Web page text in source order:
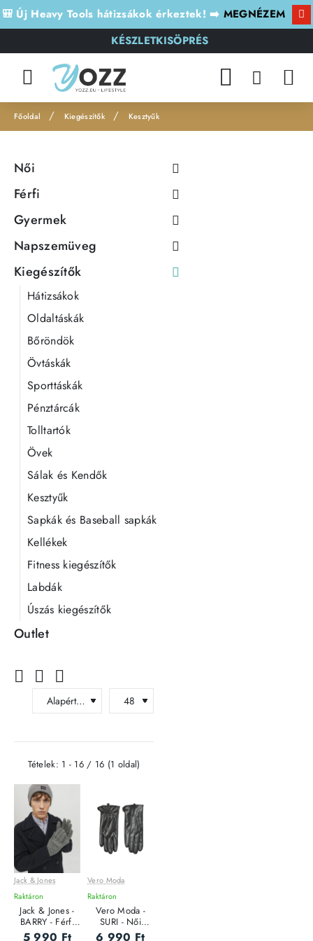
🎒 Új Heavy Tools hátizsákok érkeztek! ➡️ MEGNÉZEM
KÉSZLETKISÖPRÉS
h
m
Kiegészítők Kesztyűk
Női
Férfi
Gyermek
Napszemüveg
Kiegészítők
Hátizsákok
Oldaltáskák
Bőröndök
Övtáskák
Sporttáskák
Pénztárcák
Tolltartók
Övek
Sálak és Kendők
Kesztyűk
Sapkák és Baseball sapkák
Kellékek
Fitness kiegészítők
Labdák
Úszás kiegészítők
Outlet
Tételek: 1 - 16 / 16 (1 oldal)
Jack & Jones
Raktáron
Jack & Jones -
BARRY - Férfi
kesztyű
5 990 Ft
Vero Moda
Raktáron
Vero Moda -
SURI - Női
Kesztyű
6 990 Ft